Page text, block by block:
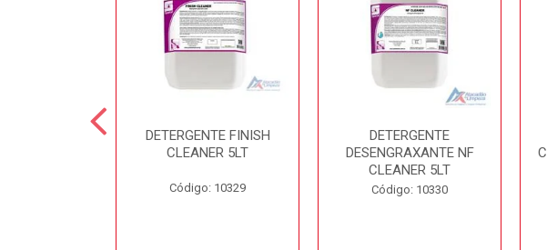
DETERGENTE FINISH
CLEANER 5LT
Código: 10329
DETERGENTE
DESENGRAXANTE NF
CLEANER 5LT
Código: 10330